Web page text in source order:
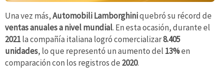
Una vez más,Automobili Lamborghiniquebró su récord de
ventas anuales a nivel mundial. En esta ocasión, durante el
2021la compañía italiana logró comercializar8.405
unidades, lo que representó un aumento del 13%en
comparación con los registros de 2020.